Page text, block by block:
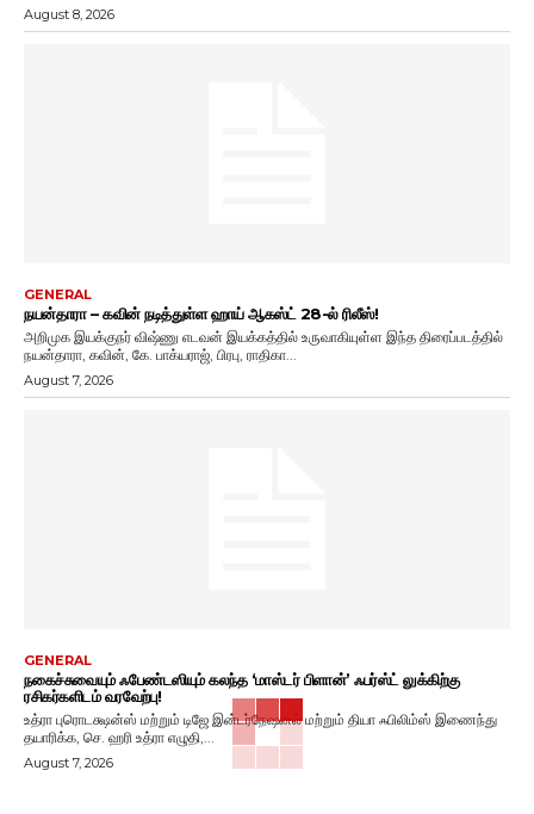
August 8, 2026
GENERAL
நயன்தாரா – கவின் நடித்துள்ள ஹாய் ஆகஸ்ட் 28-ல் ரிலீஸ்!
அறிமுக இயக்குநர் விஷ்ணு எடவன் இயக்கத்தில் உருவாகியுள்ள இந்த திரைப்படத்தில்
நயன்தாரா, கவின், கே. பாக்யராஜ், பிரபு, ராதிகா...
August 7, 2026
GENERAL
நகைச்சுவையும் ஃபேண்டஸியும் கலந்த ‘மாஸ்டர் பிளான்’ ஃபர்ஸ்ட் லுக்கிற்கு
ரசிகர்களிடம் வரவேற்பு!
உத்ரா புரொடக்ஷன்ஸ் மற்றும் டிஜே இன்டர்நேஷனல் மற்றும் தியா ஃபிலிம்ஸ் இணைந்து
தயாரிக்க, செ. ஹரி உத்ரா எழுதி,...
August 7, 2026